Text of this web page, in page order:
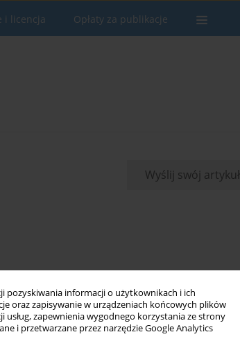
pozyskiwania informacji o użytkownikach i ich
oraz zapisywanie w urządzeniach końcowych plików
usług, zapewnienia wygodnego korzystania ze strony
i przetwarzane przez narzędzie Google Analytics
i licencja Opłaty za publikacje
Statystyki
Wyślij swój artykuł